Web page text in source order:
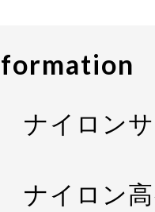
ナイロン
ナイロン